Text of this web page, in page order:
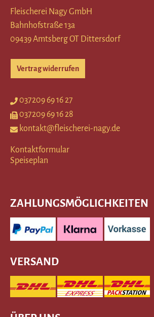
Fleischerei Nagy GmbH
Bahnhofstraße 13a
09439 Amtsberg OT Dittersdorf
Vertrag widerrufen
037209 69 16 27
037209 69 16 28
kontakt@fleischerei-nagy.de
Kontaktformular
Speiseplan
ZAHLUNGSMÖGLICHKEITEN
VERSAND